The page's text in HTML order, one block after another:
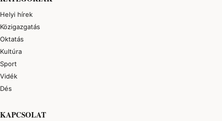
Helyi hírek
Közigazgatás
Oktatás
Kultúra
Sport
Vidék
Dés
KAPCSOLAT